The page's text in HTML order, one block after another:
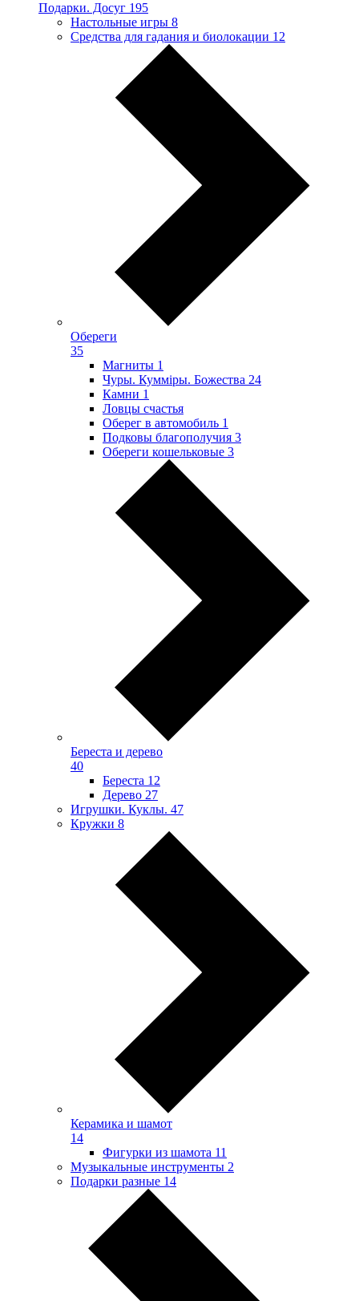
Подарки. Досуг 195
Настольные игры 8
Средства для гадания и биолокации 12
Обереги
35
Магниты 1
Чуры. Куммiры. Божества 24
Камни 1
Ловцы счастья
Оберег в автомобиль 1
Подковы благополучия 3
Обереги кошельковые 3
Береста и дерево
40
Береста 12
Дерево 27
Игрушки. Куклы. 47
Кружки 8
Керамика и шамот
14
Фигурки из шамота 11
Музыкальные инструменты 2
Подарки разные 14